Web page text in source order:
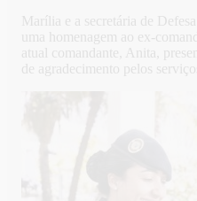
Marília e a secretária de
uma homenagem ao ex-
atual comandante, Anita,
de agradecimento pelos